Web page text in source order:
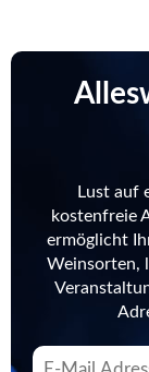
Lust auf
kostenfreie
ermöglicht
Weinsorten,